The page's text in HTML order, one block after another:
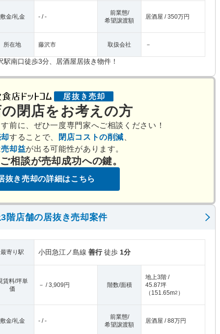
敷金/礼金 - / -
前業態/
希望譲渡額
居酒屋 / 350万円
所在地 藤沢市 取扱会社 －
駅南口徒歩3分、居酒屋居抜き物件！
閉店をお考えの方
前に、ぜひ一度専門家へご相談ください！
することで、 閉店コストの削減
売却益が出る可能性があります。
相談が売却成功への鍵。
抜き売却の詳細はこちら
階店舗の居抜き売却案件
最寄り駅 小田急江ノ島線 善行徒歩 1分
賃料/坪単
価
－ / 3,909円 階数/面積
地上3階 /
45.87坪
（ 151.65m2 ）
敷金/礼金 - / -
前業態/
希望譲渡額
居酒屋 / 88万円